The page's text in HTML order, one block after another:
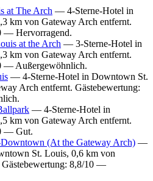
at The Arch — 4-Sterne-Hotel in
km von Gateway Arch entfernt.
— Hervorragend.
at the Arch — 3-Sterne-Hotel in
km von Gateway Arch entfernt.
— Außergewöhnlich.
— 4-Sterne-Hotel in Downtown St.
Arch entfernt. Gästebewertung:
— 4-Sterne-Hotel in
km von Gateway Arch entfernt.
— Gut.
(At the Gateway Arch) —
St. Louis, 0,6 km von
8,8/10 —